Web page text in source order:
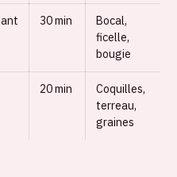
30 min
Bocal,
ficelle,
bougie
20 min
Coquilles,
terreau,
graines